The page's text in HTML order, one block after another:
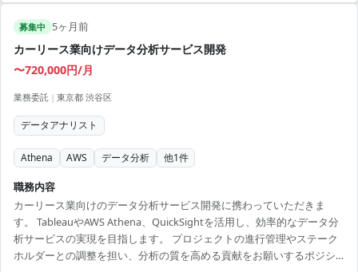
募集中 5ヶ月前
カーリース業向けデータ分析サービス開発
〜720,000円/月
業務委託 | 東京都 渋谷区
データアナリスト
Athena AWS データ分析 他1件
職務内容
カーリース業向けのデータ分析サービス開発に携わっていただきま
す。 TableauやAWS Athena、QuickSightを活用し、効率的なデータ分
析サービスの実現を目指します。 プロジェクトの進行管理やステーク
ホルダーとの調整を担い、分析の質を高める貢献をお願いするポジシ